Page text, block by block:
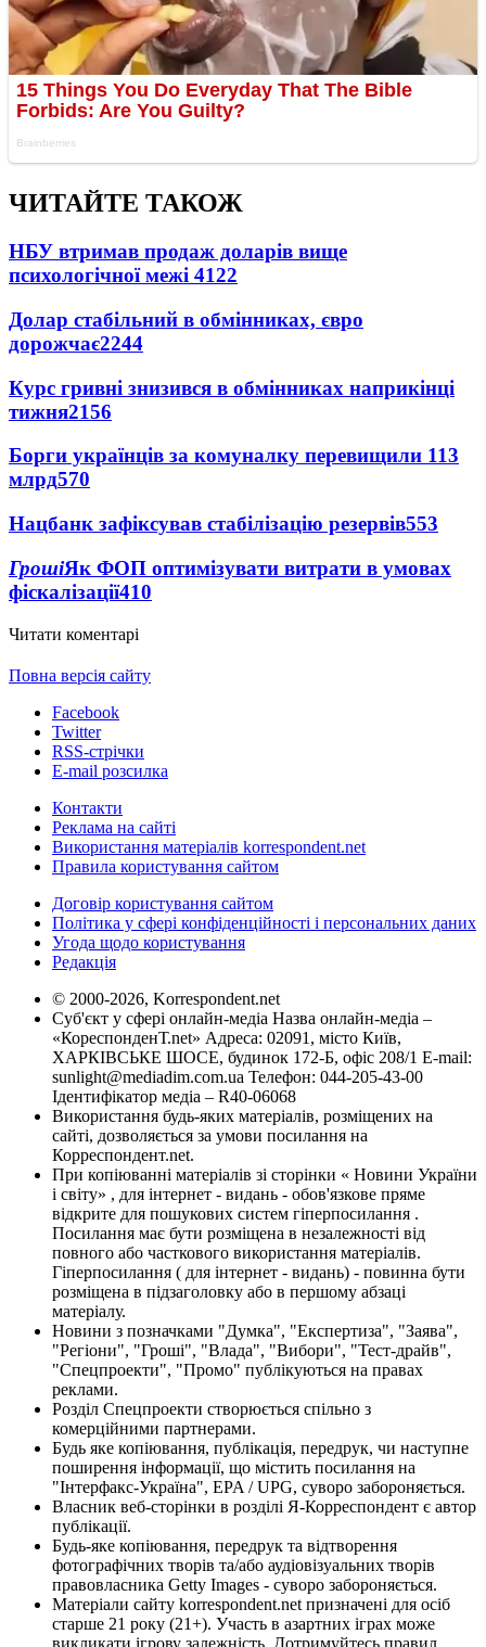
ЧИТАЙТЕ ТАКОЖ
НБУ втримав продаж доларів вище
психологічної межі 4122
Долар стабільний в обмінниках, євро
дорожчає2244
Курс гривні знизився в обмінниках наприкінці
тижня2156
Борги українців за комуналку перевищили 113
млрд570
Нацбанк зафіксував стабілізацію резервів553
ГрошіЯк ФОП оптимізувати витрати в умовах
фіскалізації410
Читати коментарі
Повна версія сайту
Facebook
Twitter
RSS-стрічки
E-mail розсилка
Контакти
Реклама на сайті
Використання матеріалів korrespondent.net
Правила користування сайтом
Договір користування сайтом
Політика у сфері конфіденційності і персональних даних
Угода щодо користування
Редакція
© 2000-2026, Korrespondent.net
Суб'єкт у сфері онлайн-медіа Назва онлайн-медіа –
«КореспонденТ.net» Адреса: 02091, місто Київ,
ХАРКІВСЬКЕ ШОСЕ, будинок 172-Б, офіс 208/1 E-mail:
sunlight@mediadim.com.ua Телефон: 044-205-43-00
Ідентифікатор медіа – R40-06068
Використання будь-яких матеріалів, розміщених на
сайті, дозволяється за умови посилання на
Корреспондент.net.
При копіюванні матеріалів зі сторінки « Новини України
і світу» , для інтернет - видань - обов'язкове пряме
відкрите для пошукових систем гіперпосилання .
Посилання має бути розміщена в незалежності від
повного або часткового використання матеріалів.
Гіперпосилання ( для інтернет - видань) - повинна бути
розміщена в підзаголовку або в першому абзаці
матеріалу.
Новини з позначками "Думка", "Експертиза", "Заява",
"Регіони", "Гроші", "Влада", "Вибори", "Тест-драйв",
"Спецпроекти", "Промо" публікуються на правах
реклами.
Розділ Спецпроекти створюється спільно з
комерційними партнерами.
Будь яке копіювання, публікація, передрук, чи наступне
поширення інформації, що містить посилання на
"Інтерфакс-Україна", EPA / UPG, суворо забороняється.
Власник веб-сторінки в розділі Я-Корреспондент є автор
публікації.
Будь-яке копіювання, передрук та відтворення
фотографічних творів та/або аудіовізуальних творів
правовласника Getty Images - суворо забороняється.
Матеріали сайту korrespondent.net призначені для осіб
старше 21 року (21+). Участь в азартних іграх може
викликати ігрову залежність. Дотримуйтесь правил